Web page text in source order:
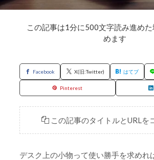
この記事は1分に500文字読み進めた
めます
Facebook X(旧:Twitter) はてブ
Pinterest
この記事のタイトルとURLを
デスク上の小物って使い勝手を求めれ